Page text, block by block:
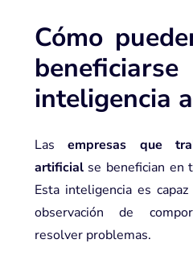
Cómo
inteligencia
Lasempresas que
artificialse benefician en
Esta inteligencia es
observación de
resolver problemas.